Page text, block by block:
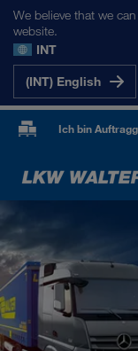
We believe that we
website.
INT
(INT) English
Ich bin
UNSERE MÄRKTE
Europa
Zentralasien